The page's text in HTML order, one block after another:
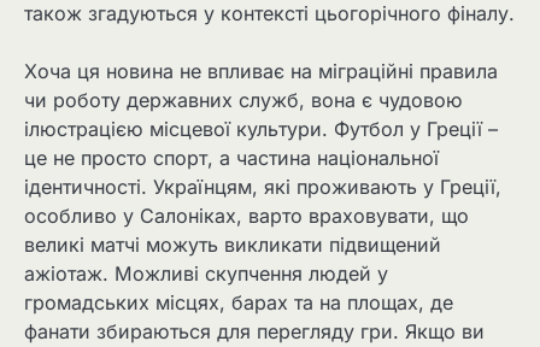
також згадуються у контексті цьогорічного фіналу.
Хоча ця новина не впливає на міграційні правила
чи роботу державних служб, вона є чудовою
ілюстрацією місцевої культури. Футбол у Греції –
це не просто спорт, а частина національної
ідентичності. Українцям, які проживають у Греції,
особливо у Салоніках, варто враховувати, що
великі матчі можуть викликати підвищений
ажіотаж. Можливі скупчення людей у
громадських місцях, барах та на площах, де
фанати збираються для перегляду гри. Якщо ви